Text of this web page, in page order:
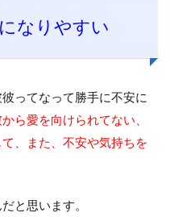
なりやすい
ってなって勝手に不安に
ら愛を向けられてない、
、また、不安や気持ちを
と思います。